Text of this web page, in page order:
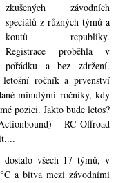
zkušených závodních
speciálů z různých týmů a
koutů republiky.
Registrace proběhla v
pořádku a bez zdržení.
ročník a prvenství
minulými ročníky, kdy
pozici. Jakto bude letos?
- RC Offroad
všech 17 týmů, v
a bitva mezi závodními